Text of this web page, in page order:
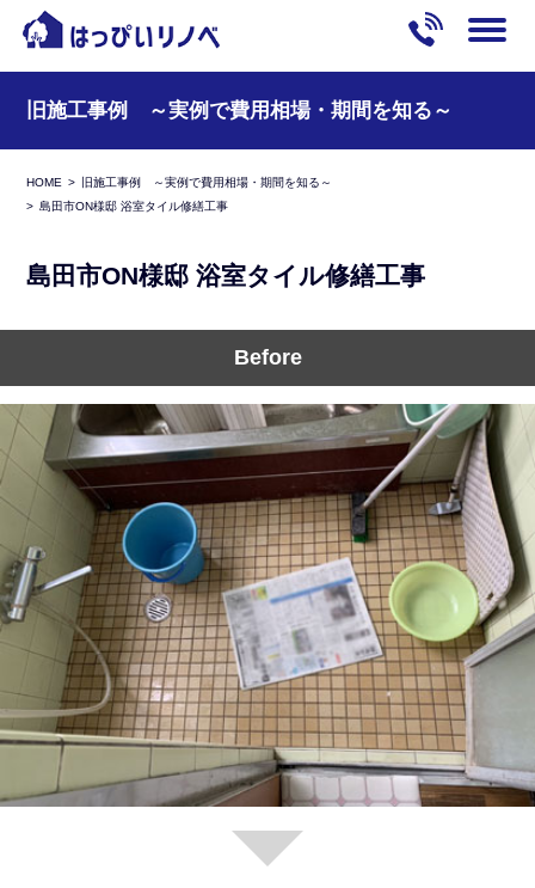
旧施工事例 ～実例で費用相場・期間を知る～
HOME
旧施工事例 ～実例で費用相場・期間を知る～
島田市ON様邸 浴室タイル修繕工事
島田市ON様邸 浴室タイル修繕工事
Before